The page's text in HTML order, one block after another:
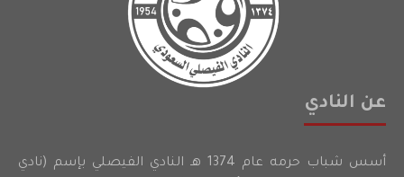
عن النادي
أسس شباب حرمه عام 1374 هـ النادي الفيصلي بإسم (نادي